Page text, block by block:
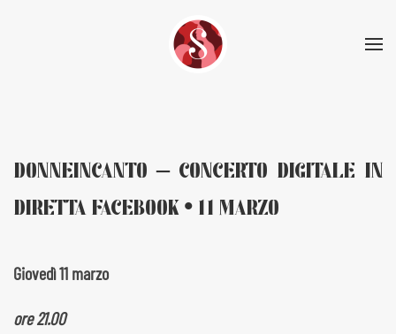
Skip to main content
DONNEINCANTO – CONCERTO DIGITALE IN
DIRETTA FACEBOOK • 11 MARZO
Giovedì 11 marzo
ore 21.00